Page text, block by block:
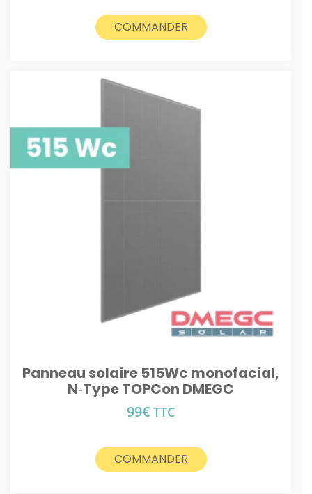
COMMANDER
Panneau solaire 515Wc monofacial,
N‑Type TOPCon DMEGC
99€ TTC
COMMANDER